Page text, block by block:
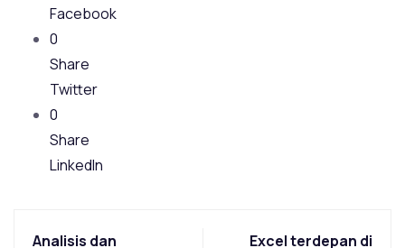
Facebook
0
Share
Twitter
0
Share
LinkedIn
Analisis dan Excel terdepan di